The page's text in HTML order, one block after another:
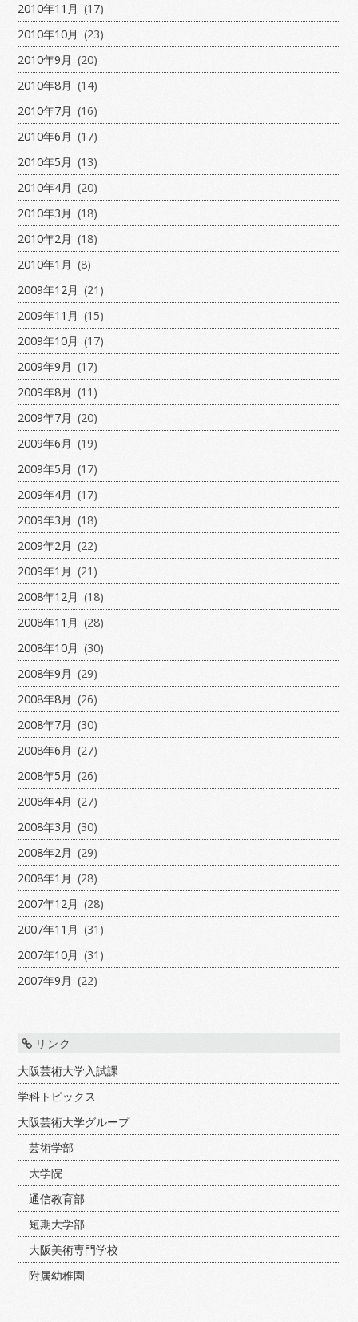
2010年11月 (17)
2010年10月 (23)
2010年9月 (20)
2010年8月 (14)
2010年7月 (16)
2010年6月 (17)
2010年5月 (13)
2010年4月 (20)
2010年3月 (18)
2010年2月 (18)
2010年1月 (8)
2009年12月 (21)
2009年11月 (15)
2009年10月 (17)
2009年9月 (17)
2009年8月 (11)
2009年7月 (20)
2009年6月 (19)
2009年5月 (17)
2009年4月 (17)
2009年3月 (18)
2009年2月 (22)
2009年1月 (21)
2008年12月 (18)
2008年11月 (28)
2008年10月 (30)
2008年9月 (29)
2008年8月 (26)
2008年7月 (30)
2008年6月 (27)
2008年5月 (26)
2008年4月 (27)
2008年3月 (30)
2008年2月 (29)
2008年1月 (28)
2007年12月 (28)
2007年11月 (31)
2007年10月 (31)
2007年9月 (22)
リンク
大阪芸術大学入試課
学科トピックス
大阪芸術大学グループ
芸術学部
大学院
通信教育部
短期大学部
大阪美術専門学校
附属幼稚園